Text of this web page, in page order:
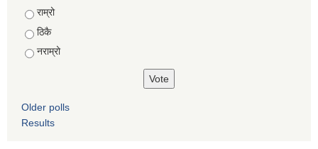
Choices
राम्रो
ठिकै
नराम्रो
Older polls
Results